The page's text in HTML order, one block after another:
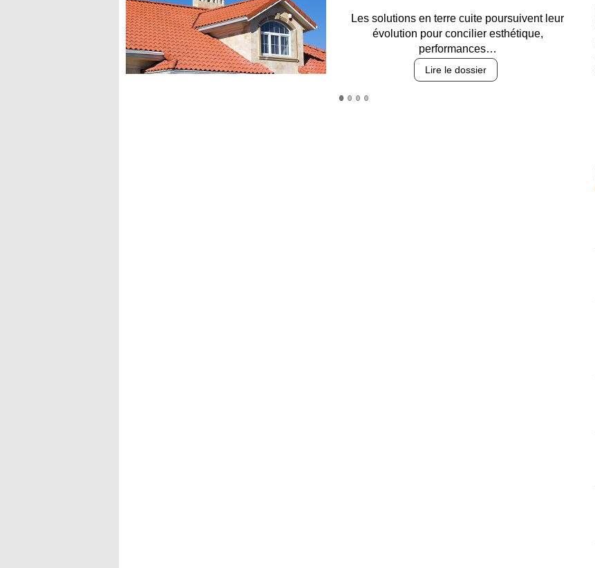
Entre circulation, sécurisation des accès, durabilité
des revêtements et intégration…
Lire le dossier